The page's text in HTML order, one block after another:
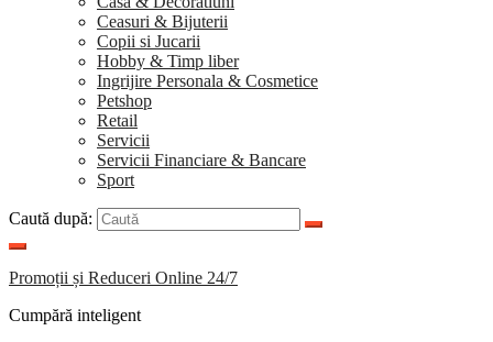
Ceasuri & Bijuterii
Copii si Jucarii
Hobby & Timp liber
Ingrijire Personala & Cosmetice
Petshop
Retail
Servicii
Servicii Financiare & Bancare
Sport
Caută după:
Promoții și Reduceri Online 24/7
Cumpără inteligent